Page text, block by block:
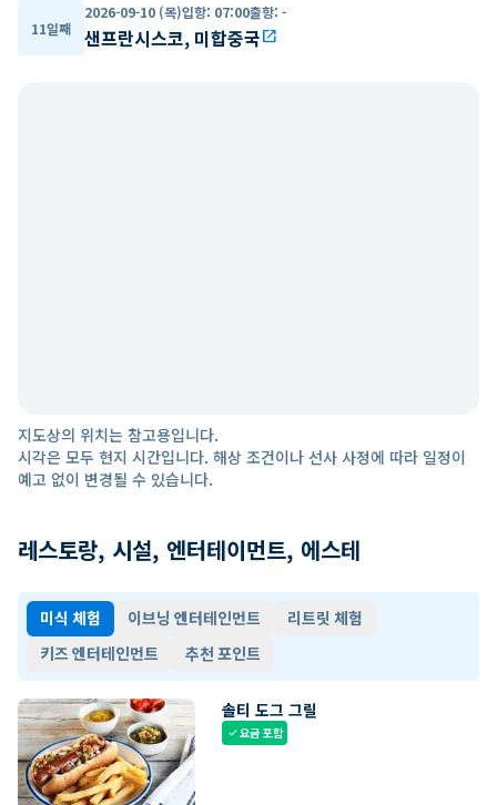
11일째
2026-09-10 (목)입항: 07:00출항: -
샌프란시스코, 미합중국open_in_new
지도상의 위치는 참고용입니다.
시각은 모두 현지 시간입니다. 해상 조건이나 선사 사정에 따라 일정이
예고 없이 변경될 수 있습니다.
레스토랑, 시설, 엔터테이먼트, 에스테
미식 체험 이브닝 엔터테인먼트
리트릿 체험
키즈 엔터테인먼트
추천 포인트
솔티 도그 그릴
check요금 포함